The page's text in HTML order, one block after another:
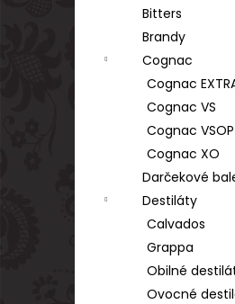
Bitters
Brandy
Cognac
Cognac
Cognac VS
Cognac VSOP
Cognac XO
Darčekové
Destiláty
Calvados
Grappa
Obilné
Ovocné
TSARSKAYA
€17,90